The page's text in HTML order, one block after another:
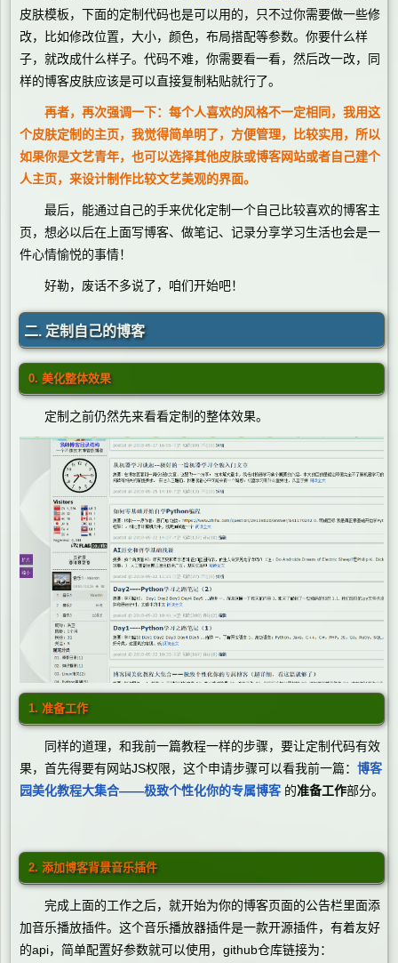
皮肤模板，下面的定制代码也是可以用的，只不过你需要做一些修
改，比如修改位置，大小，颜色，布局搭配等参数。你要什么样
子，就改成什么样子。代码不难，你需要看一看，然后改一改，同
样的博客皮肤应该是可以直接复制粘贴就行了。
再者，再次强调一下：每个人喜欢的风格不一定相同，我用这
个皮肤定制的主页，我觉得简单明了，方便管理，比较实用，所以
如果你是文艺青年，也可以选择其他皮肤或博客网站或者自己建个
人主页，来设计制作比较文艺美观的界面。
最后，能通过自己的手来优化定制一个自己比较喜欢的博客主
页，想必以后在上面写博客、做笔记、记录分享学习生活也会是一
件心情愉悦的事情！
好勒，废话不多说了，咱们开始吧！
二. 定制自己的博客
0. 美化整体效果
定制之前仍然先来看看定制的整体效果。
1. 准备工作
同样的道理，和我前一篇教程一样的步骤，要让定制代码有效
果，首先得要有网站JS权限，这个申请步骤可以看我前一篇： 博客
园美化教程大集合——极致个性化你的专属博客 的准备工作部分。
2. 添加博客背景音乐插件
完成上面的工作之后，就开始为你的博客页面的公告栏里面添
加音乐播放插件。这个音乐播放器插件是一款开源插件，有着友好
的api，简单配置好参数就可以使用，github仓库链接为：